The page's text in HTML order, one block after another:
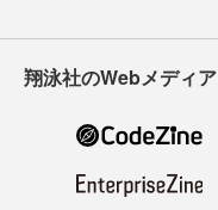
翔泳社のWebメディア